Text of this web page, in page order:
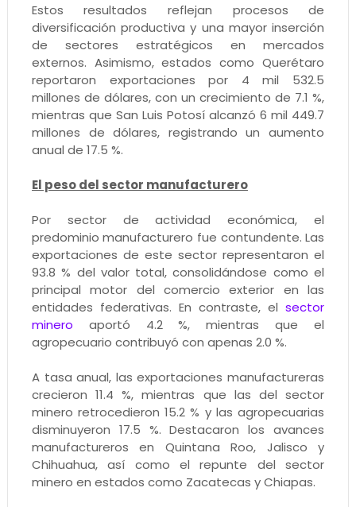
Estos resultados reflejan procesos de
diversificación productiva y una mayor inserción
de sectores estratégicos en mercados
externos. Asimismo, estados como Querétaro
reportaron exportaciones por 4 mil 532.5
millones de dólares, con un crecimiento de 7.1 %,
mientras que San Luis Potosí alcanzó 6 mil 449.7
millones de dólares, registrando un aumento
anual de 17.5 %.
El peso del sector manufacturero
Por sector de actividad económica, el
predominio manufacturero fue contundente. Las
exportaciones de este sector representaron el
93.8 % del valor total, consolidándose como el
principal motor del comercio exterior en las
entidades federativas. En contraste, elsector
minero aportó 4.2 %, mientras que el
agropecuario contribuyó con apenas 2.0 %.
A tasa anual, las exportaciones manufactureras
crecieron 11.4 %, mientras que las del sector
minero retrocedieron 15.2 % y las agropecuarias
disminuyeron 17.5 %. Destacaron los avances
manufactureros en Quintana Roo, Jalisco y
Chihuahua, así como el repunte del sector
minero en estados como Zacatecas y Chiapas.